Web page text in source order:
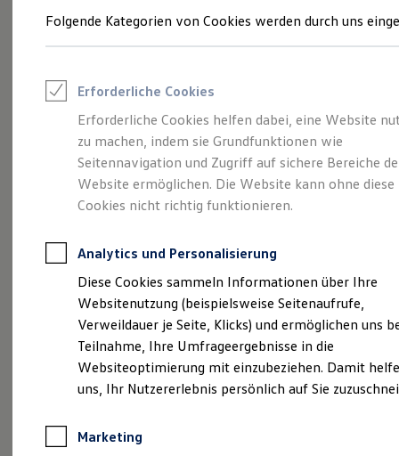
Junge Gebrauchtwagen und Gebrauchtwagen
Saisonangebote
Leasing
Leasing-Angebote
Gebrauchtwagen Leasing
Junge Gebrauchtwagen-Leasing
Elektroauto Leasing
Kleinwagen-Leasing
Leasing ohne Anzahlung
Autokredit mit Schlussrate
Versicherungen und Garantien
Kfz-Versicherung
Restschuldversicherungen
Garantien
Wartungsverträge
Geschäftskunden
Professional Class bei Volkswagen
Großkunden
Behörden
Anpfiff zum Gewinn
Vollelektrisch.
Vielseitig. Und sehr
viel Platz. Der ID.4
Folgende Kategorien von Cookies werden durch uns
Erforderliche Cookies
Erforderliche Cookies helfen dabei, eine Website
zu machen, indem sie Grundfunktionen wie
Seitennavigation und Zugriff auf sichere Bereiche
Website ermöglichen. Die Website kann ohne diese
Cookies nicht richtig funktionieren.
Analytics und Personalisierung
Diese Cookies sammeln Informationen über Ihre
Websitenutzung (beispielsweise Seitenaufrufe,
Verweildauer je Seite, Klicks) und ermöglichen uns
Teilnahme, Ihre Umfrageergebnisse in die
Websiteoptimierung mit einzubeziehen. Damit
uns, Ihr Nutzererlebnis persönlich auf Sie
Marketing